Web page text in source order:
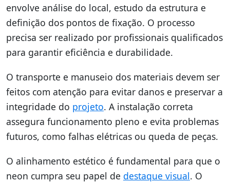
envolve análise do local, estudo da estrutura e
definição dos pontos de fixação. O processo
precisa ser realizado por profissionais qualificados
para garantir eficiência e durabilidade.
O transporte e manuseio dos materiais devem ser
feitos com atenção para evitar danos e preservar a
integridade do projeto. A instalação correta
assegura funcionamento pleno e evita problemas
futuros, como falhas elétricas ou queda de peças.
O alinhamento estético é fundamental para que o
neon cumpra seu papel de destaque visual. O